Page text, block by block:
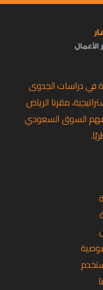
دراسات الجدوى
مقرنا الرياض
عامًا في فهم السوق السعودي